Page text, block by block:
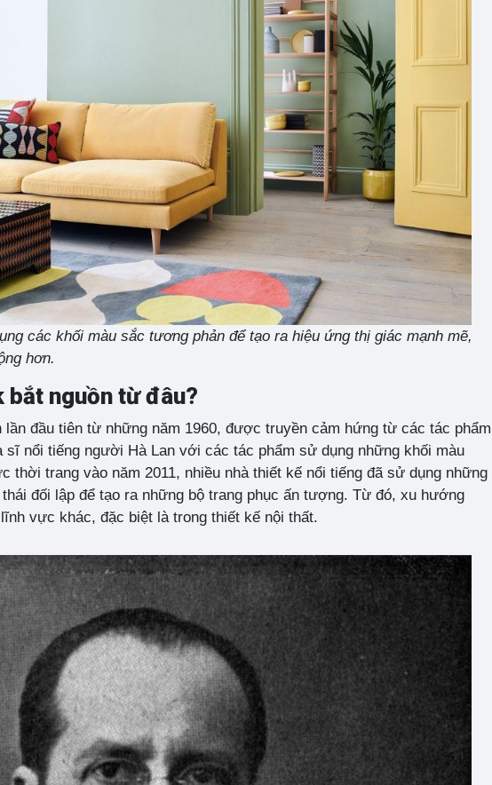
các khối màu sắc tương phản để tạo ra hiệu ứng thị giác mạnh mẽ,
hơn.
bắt nguồn từ đâu?
lần đầu tiên từ những năm 1960, được truyền cảm hứng từ các tác phẩm
sĩ nổi tiếng người Hà Lan với các tác phẩm sử dụng những khối màu
thời trang vào năm 2011, nhiều nhà thiết kế nổi tiếng đã sử dụng những
đối lập để tạo ra những bộ trang phục ấn tượng. Từ đó, xu hướng
vực khác, đặc biệt là trong thiết kế nội thất.